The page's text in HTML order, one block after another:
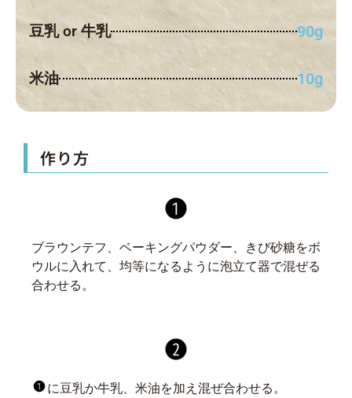
豆乳 or 牛乳 90g
米油 10g
作り方
ブラウンテフ、ベーキングパウダー、きび砂糖をボ
ウルに入れて、均等になるように泡立て器で混ぜる
合わせる。
に豆乳か牛乳、米油を加え混ぜ合わせる。